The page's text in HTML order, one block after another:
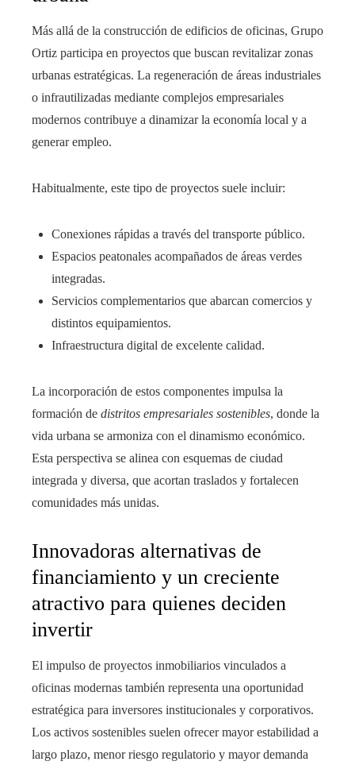
Más allá de la construcción de edificios de oficinas, Grupo
Ortiz participa en proyectos que buscan revitalizar zonas
urbanas estratégicas. La regeneración de áreas industriales
o infrautilizadas mediante complejos empresariales
modernos contribuye a dinamizar la economía local y a
generar empleo.
Habitualmente, este tipo de proyectos suele incluir:
Conexiones rápidas a través del transporte público.
Espacios peatonales acompañados de áreas verdes
integradas.
Servicios complementarios que abarcan comercios y
distintos equipamientos.
Infraestructura digital de excelente calidad.
La incorporación de estos componentes impulsa la
formación de distritos empresariales sostenibles, donde la
vida urbana se armoniza con el dinamismo económico.
Esta perspectiva se alinea con esquemas de ciudad
integrada y diversa, que acortan traslados y fortalecen
comunidades más unidas.
Innovadoras alternativas de
financiamiento y un creciente
atractivo para quienes deciden
invertir
El impulso de proyectos inmobiliarios vinculados a
oficinas modernas también representa una oportunidad
estratégica para inversores institucionales y corporativos.
Los activos sostenibles suelen ofrecer mayor estabilidad a
largo plazo, menor riesgo regulatorio y mayor demanda